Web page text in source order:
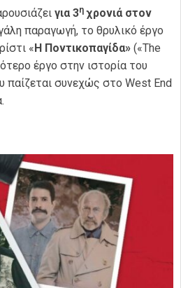
για 3η χρονιά στον
παραγωγή, το θρυλικό έργο
«Η Ποντικοπαγίδα» («The
έργο στην ιστορία του
παίζεται συνεχώς στο West End